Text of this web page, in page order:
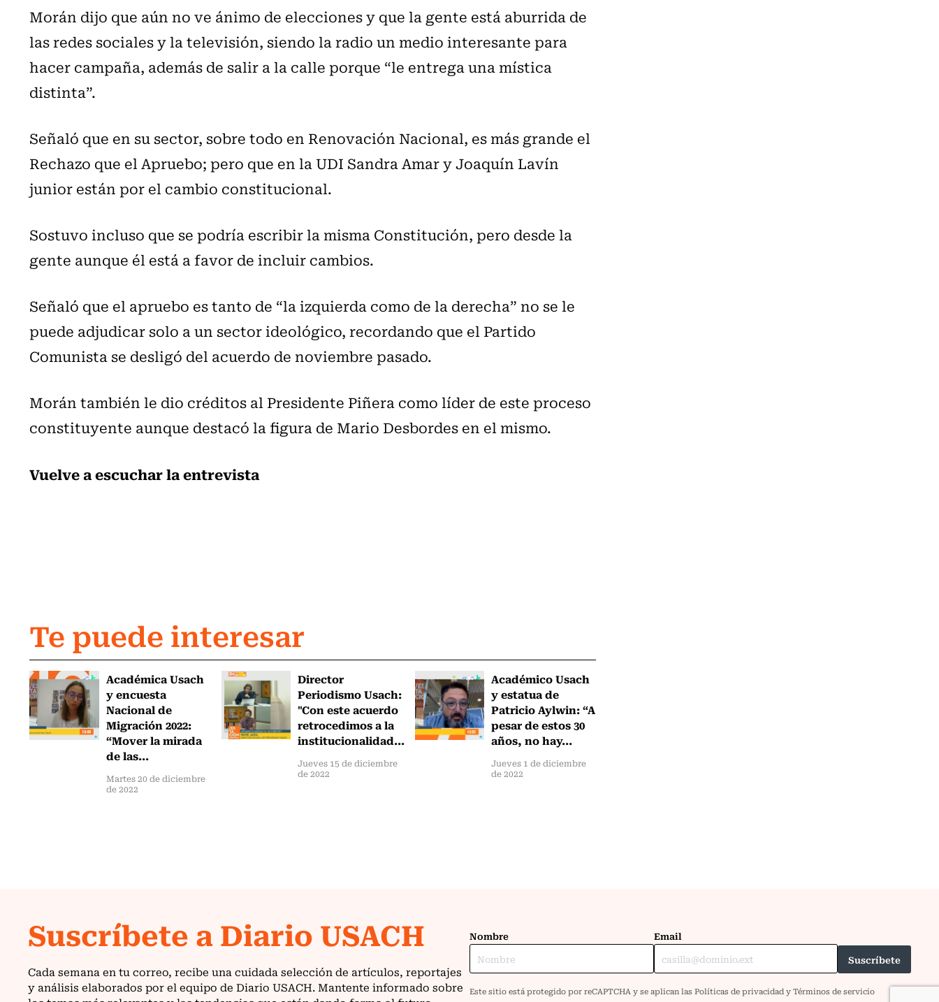
Morán dijo que aún no ve ánimo de elecciones y que la gente está aburrida de
las redes sociales y la televisión, siendo la radio un medio interesante para
hacer campaña, además de salir a la calle porque “le entrega una mística
distinta”.
Señaló que en su sector, sobre todo en Renovación Nacional, es más grande el
Rechazo que el Apruebo; pero que en la UDI Sandra Amar y Joaquín Lavín
junior están por el cambio constitucional.
Sostuvo incluso que se podría escribir la misma Constitución, pero desde la
gente aunque él está a favor de incluir cambios.
Señaló que el apruebo es tanto de “la izquierda como de la derecha” no se le
puede adjudicar solo a un sector ideológico, recordando que el Partido
Comunista se desligó del acuerdo de noviembre pasado.
Morán también le dio créditos al Presidente Piñera como líder de este proceso
constituyente aunque destacó la figura de Mario Desbordes en el mismo.
Vuelve a escuchar la entrevista
Te puede interesar
Académica Usach
y encuesta
Nacional de
Migración 2022:
“Mover la mirada
de las...
Martes 20 de diciembre
de 2022
Director
Periodismo Usach:
"Con este acuerdo
retrocedimos a la
institucionalidad...
Jueves 15 de diciembre
de 2022
Académico Usach
y estatua de
Patricio Aylwin: “A
pesar de estos 30
años, no hay...
Jueves 1 de diciembre
de 2022